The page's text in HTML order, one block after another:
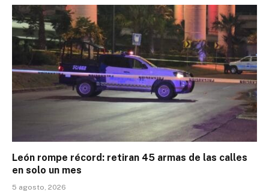
León rompe récord: retiran 45 armas de las calles
en solo un mes
5 agosto, 2026